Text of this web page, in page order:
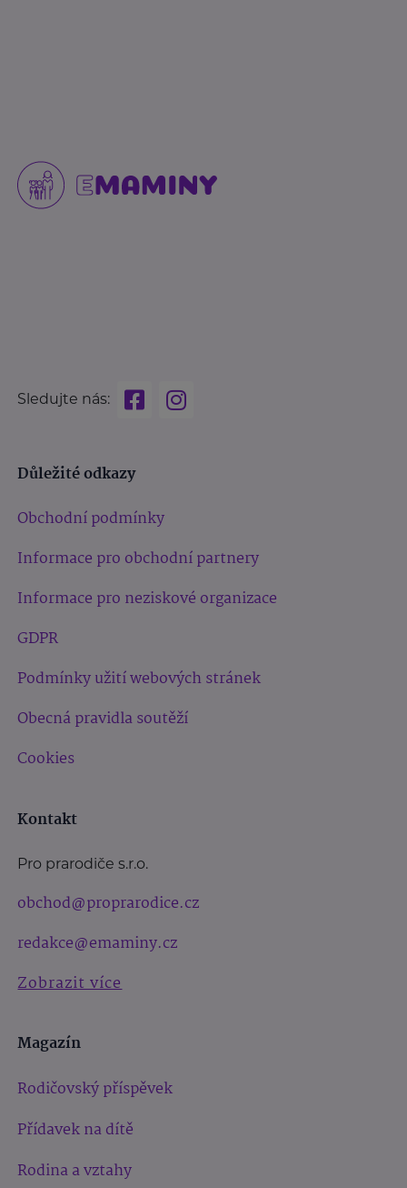
Sledujte nás:
Důležité odkazy
Obchodní podmínky
Informace pro obchodní partnery
Informace pro neziskové organizace
GDPR
Podmínky užití webových stránek
Obecná pravidla soutěží
Cookies
Kontakt
Pro prarodiče s.r.o.
obchod@proprarodice.cz
redakce@emaminy.cz
Zobrazit více
Magazín
Rodičovský příspěvek
Přídavek na dítě
Rodina a vztahy